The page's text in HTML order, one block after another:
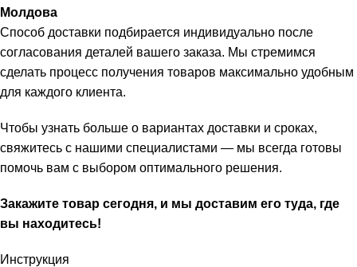
Молдова
Способ доставки подбирается индивидуально после
согласования деталей вашего заказа. Мы стремимся
сделать процесс получения товаров максимально удобным
для каждого клиента.
Чтобы узнать больше о вариантах доставки и сроках,
свяжитесь с нашими специалистами — мы всегда готовы
помочь вам с выбором оптимального решения.
Закажите товар сегодня, и мы доставим его туда, где
вы находитесь!
Инструкция